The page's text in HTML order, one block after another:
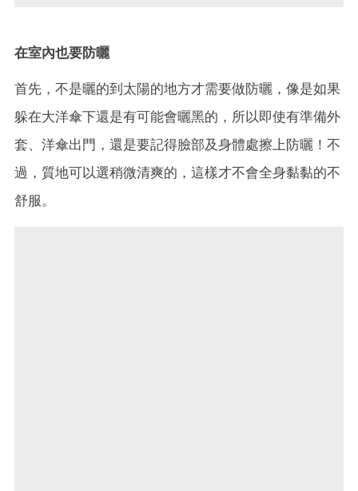
在室內也要防曬
首先，不是曬的到太陽的地方才需要做防曬，像是如果
躲在大洋傘下還是有可能會曬黑的，所以即使有準備外
套、洋傘出門，還是要記得臉部及身體處擦上防曬！不
過，質地可以選稍微清爽的，這樣才不會全身黏黏的不
舒服。